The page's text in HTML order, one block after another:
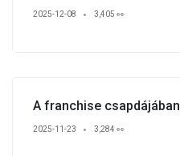
2025-12-08 3,405 👀
A franchise csapdájában
2025-11-23 3,284 👀